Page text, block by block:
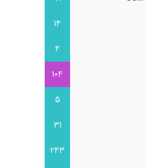
14
4
104
5
31
243